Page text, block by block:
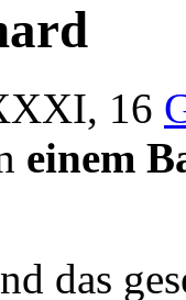
16
einem
das